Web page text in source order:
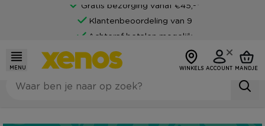
Gratis bezorging vanaf €45,-*
Klantenbeoordeling van 9
Achteraf betalen mogelijk
MENU WINKELS ACCOUNT MANDJE